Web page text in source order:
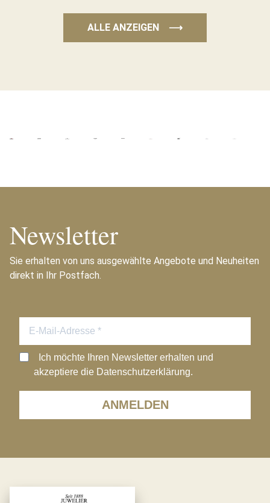
ALLE ANZEIGEN ⟶
Newsletter
Sie erhalten von uns ausgewählte Angebote und Neuheiten
direkt in Ihr Postfach.
ANMELDEN
Ich möchte Ihren Newsletter erhalten und
akzeptiere die Datenschutzerklärung.